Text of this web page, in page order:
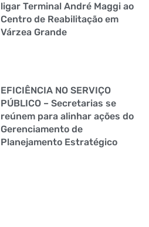
ligar Terminal André Maggi ao
Centro de Reabilitação em
Várzea Grande
EFICIÊNCIA NO SERVIÇO
PÚBLICO – Secretarias se
reúnem para alinhar ações do
Gerenciamento de
Planejamento Estratégico